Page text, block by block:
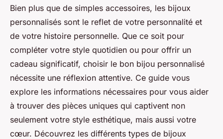
Guide pratique : comment
choisir des bijoux
personnalisés qui vous
ressemblent ?
admin•4 juillet 2024•3 min de lecture
Bien plus que de simples accessoires, les bijoux
personnalisés sont le reflet de votre personnalité et
de votre histoire personnelle. Que ce soit pour
compléter votre style quotidien ou pour offrir un
cadeau significatif, choisir le bon bijou personnalisé
nécessite une réflexion attentive. Ce guide vous
explore les informations nécessaires pour vous aider
à trouver des pièces uniques qui captivent non
seulement votre style esthétique, mais aussi votre
cœur. Découvrez les différents types de bijoux